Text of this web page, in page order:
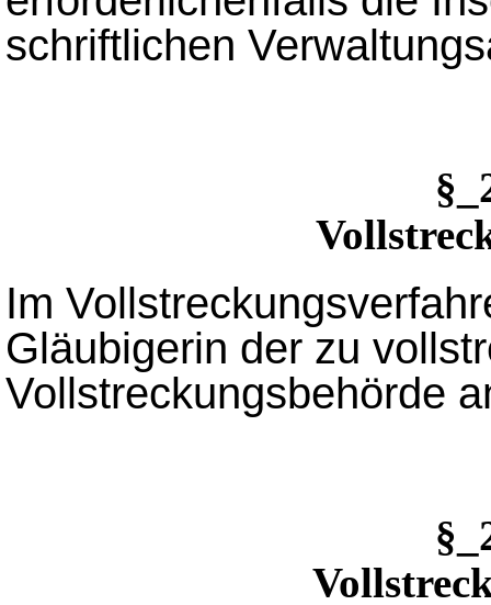
schriftlichen
Im
Gläubigerin der zu
Vollstreckungsbehörde